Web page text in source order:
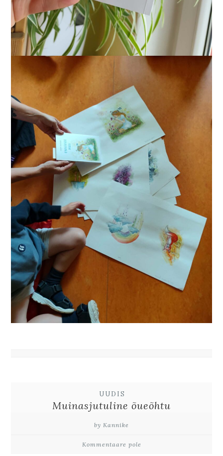
UUDIS
Muinasjutuline õueõhtu
by Kannike
Kommentaare pole